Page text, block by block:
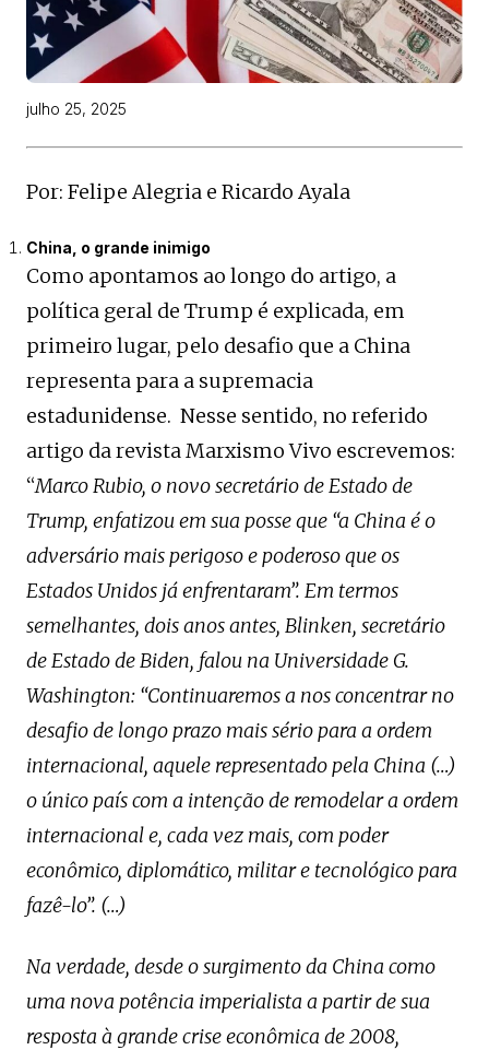
julho 25, 2025
Por: Felipe Alegria e Ricardo Ayala
China, o grande inimigo
Como apontamos ao longo do artigo, a
política geral de Trump é explicada, em
primeiro lugar, pelo desafio que a China
representa para a supremacia
estadunidense. Nesse sentido, no referido
artigo da revista Marxismo Vivo escrevemos:
“Marco Rubio, o novo secretário de Estado de
Trump, enfatizou em sua posse que “a China é o
adversário mais perigoso e poderoso que os
Estados Unidos já enfrentaram”. Em termos
semelhantes, dois anos antes, Blinken, secretário
de Estado de Biden, falou na Universidade G.
Washington: “Continuaremos a nos concentrar no
desafio de longo prazo mais sério para a ordem
internacional, aquele representado pela China (…)
o único país com a intenção de remodelar a ordem
internacional e, cada vez mais, com poder
econômico, diplomático, militar e tecnológico para
fazê-lo”. (…)
Na verdade, desde o surgimento da China como
uma nova potência imperialista a partir de sua
resposta à grande crise econômica de 2008,